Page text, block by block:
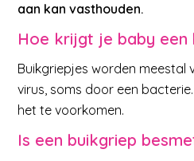
aan kan vasthouden.
Hoe krijgt je baby een
Buikgriepjes worden meestal
virus, soms door een
het te voorkomen.
Is een buikgriep